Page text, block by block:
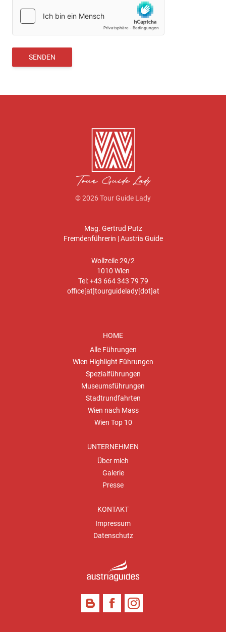
SENDEN
© 2026 Tour Guide Lady
Mag. Gertrud Putz
Fremdenführerin | Austria Guide
Wollzeile 29/2
1010 Wien
Tel: +43 664 343 79 79
office[at]tourguidelady[dot]at
HOME
Alle Führungen
Wien Highlight Führungen
Spezialführungen
Museumsführungen
Stadtrundfahrten
Wien nach Mass
Wien Top 10
UNTERNEHMEN
Über mich
Galerie
Presse
KONTAKT
Impressum
Datenschutz